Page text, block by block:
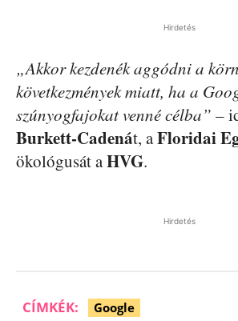
Hirdetés
„Akkor kezdenék aggódni a
következmények miatt, ha a
szúnyogfajokat venné célba” –
Burkett-Cadenát, aFloridai
ökológusát aHVG.
Hirdetés
CÍMKÉK: Google